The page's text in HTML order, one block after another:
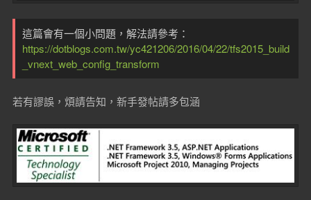
這篇會有一個小問題，解法請參考：
https://dotblogs.com.tw/yc421206/2016/04/22/tfs2015_build
_vnext_web_config_transform
若有謬誤，煩請告知，新手發帖請多包涵